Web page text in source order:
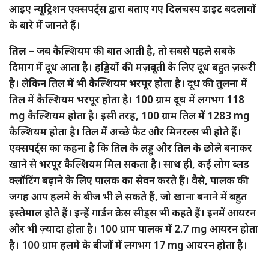
आइए न्यूट्रिशन एक्सपर्ट्स द्वारा बताए गए दिलचस्प डाइट बदलावों
के बारे में जानते हैं।
तिल – जब कैल्शियम की बात आती है, तो सबसे पहले सबके
दिमाग में दूध आता है। हड्डियों की मज़बूती के लिए दूध बहुत ज़रूरी
है। लेकिन तिल में भी कैल्शियम भरपूर होता है। दूध की तुलना में
तिल में कैल्शियम भरपूर होता है। 100 ग्राम दूध में लगभग 118
mg कैल्शियम होता है। इसी तरह, 100 ग्राम तिल में 1283 mg
कैल्शियम होता है। तिल में अच्छे फैट और मिनरल्स भी होते हैं।
एक्सपर्ट्स का कहना है कि तिल के लड्डू और तिल के छोले बनाकर
खाने से भरपूर कैल्शियम मिल सकता है। साथ ही, कई लोग ब्लड
क्लॉटिंग बढ़ाने के लिए पालक का सेवन करते हैं। वैसे, पालक की
जगह आप हलमे के बीज भी ले सकते हैं, जो खाना बनाने में बहुत
इस्तेमाल होते हैं। इन्हें गार्डन क्रेस सीड्स भी कहते हैं। इनमें आयरन
और भी ज़्यादा होता है। 100 ग्राम पालक में 2.7 mg आयरन होता
है। 100 ग्राम हलमे के बीजों में लगभग 17 mg आयरन होता है।